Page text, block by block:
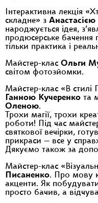
Інтерактивна лекція
складне» з
народжується ідея,
продюсерське бачення
тільки практика і
Майстер-клас Ольги
світом фотозйомки.
Майстер-клас «В стилі
Ганною Кучеренко та
Оленою.
Трохи магії, трохи
роботи! Під час
святкової вечірки,
прикраси — все у
Дякуємо також за
Майстер-клас
Писаненко. Про мову
акценти. Як
просто бачив, а